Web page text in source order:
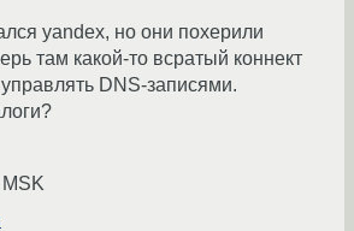
yandex, но они похерили
там какой-то всратый коннект
DNS-записями.